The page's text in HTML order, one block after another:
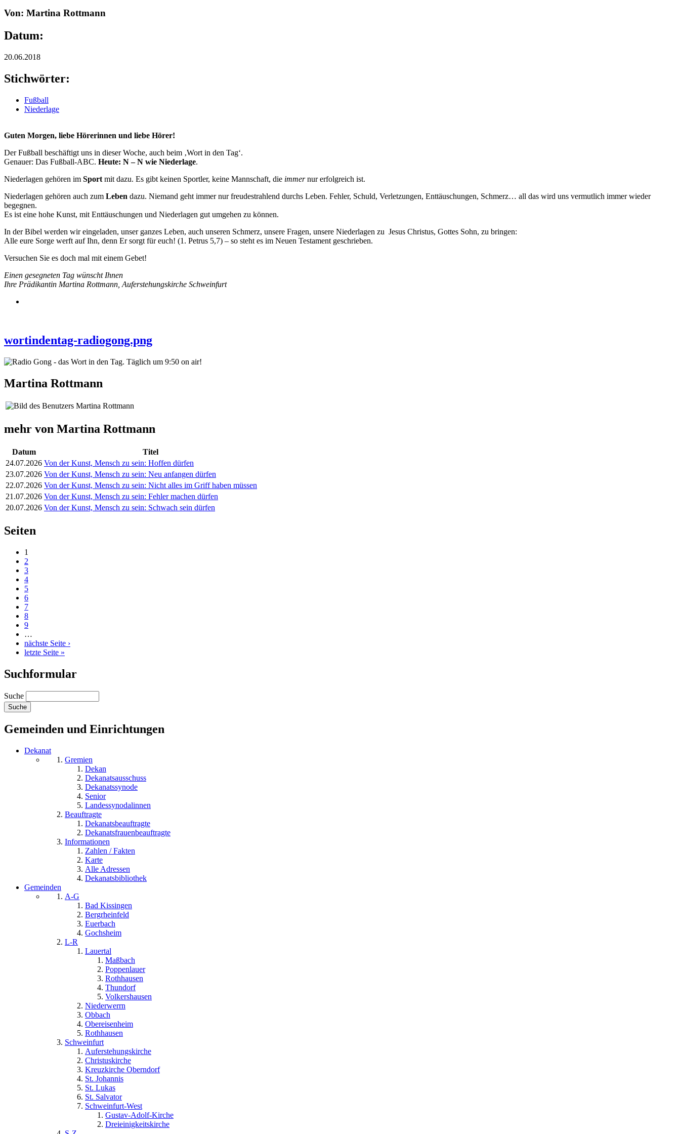
Von: Martina Rottmann
Datum:
20.06.2018
Stichwörter:
Fußball
Niederlage
Guten Morgen, liebe Hörerinnen und liebe Hörer!
Der Fußball beschäftigt uns in dieser Woche, auch beim ‚Wort in den Tag‘.
Genauer: Das Fußball-ABC. Heute: N – N wie Niederlage.
Niederlagen gehören im Sport mit dazu. Es gibt keinen Sportler, keine Mannschaft, die immernur erfolgreich ist.
Niederlagen gehören auch zum Leben dazu. Niemand geht immer nur freudestrahlend durchs Leben. Fehler, Schuld, Verletzungen, Enttäuschungen, Schmerz… all das wird uns vermutlich immer wieder
begegnen.
Es ist eine hohe Kunst, mit Enttäuschungen und Niederlagen gut umgehen zu können.
In der Bibel werden wir eingeladen, unser ganzes Leben, auch unseren Schmerz, unsere Fragen, unsere Niederlagen zu Jesus Christus, Gottes Sohn, zu bringen:
Alle eure Sorge werft auf Ihn, denn Er sorgt für euch! (1. Petrus 5,7) – so steht es im Neuen Testament geschrieben.
Versuchen Sie es doch mal mit einem Gebet!
Einen gesegneten Tag wünscht Ihnen
Ihre Prädikantin Martina Rottmann, Auferstehungskirche Schweinfurt
wortindentag-radiogong.png
Martina Rottmann
mehr von Martina Rottmann
Datum
Titel
24.07.2026 Von der Kunst, Mensch zu sein: Hoffen dürfen
23.07.2026 Von der Kunst, Mensch zu sein: Neu anfangen dürfen
22.07.2026 Von der Kunst, Mensch zu sein: Nicht alles im Griff haben müssen
21.07.2026 Von der Kunst, Mensch zu sein: Fehler machen dürfen
20.07.2026 Von der Kunst, Mensch zu sein: Schwach sein dürfen
Seiten
1
2
3
4
5
6
7
8
9
…
nächste Seite ›
letzte Seite »
Suchformular
Suche
Gemeinden und Einrichtungen
Dekanat
Gremien
Dekan
Dekanatsausschuss
Dekanatssynode
Senior
Landessynodalinnen
Beauftragte
Dekanatsbeauftragte
Dekanatsfrauenbeauftragte
Informationen
Zahlen / Fakten
Karte
Alle Adressen
Dekanatsbibliothek
Gemeinden
A-G
Bad Kissingen
Bergrheinfeld
Euerbach
Gochsheim
L-R
Lauertal
Maßbach
Poppenlauer
Rothhausen
Thundorf
Volkershausen
Niederwerrn
Obbach
Obereisenheim
Rothhausen
Schweinfurt
Auferstehungskirche
Christuskirche
Kreuzkirche Oberndorf
St. Johannis
St. Lukas
St. Salvator
Schweinfurt-West
Gustav-Adolf-Kirche
Dreieinigkeitskirche